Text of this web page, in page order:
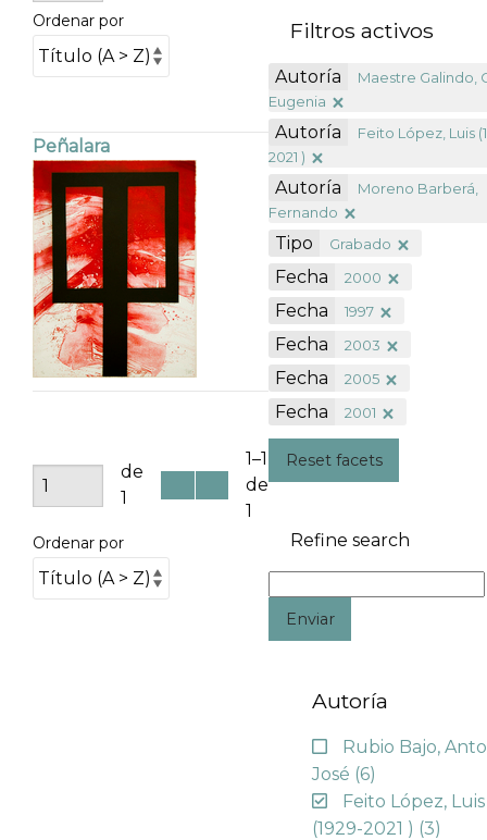
Ordenar por
Peñalara
de
1
1–1
de
1
Ordenar por
Filtros activos
Autoría
Maestre Galindo,
Eugenia
Autoría
Feito López, Luis
2021 )
Autoría
Moreno Barberá,
Fernando
Tipo Grabado
Fecha 2000
Fecha 1997
Fecha 2003
Fecha 2005
Fecha 2001
Reset facets
Refine search
Enviar
Autoría
Rubio Bajo,
José (6)
Feito López, Luis
(1929-2021 ) (3)